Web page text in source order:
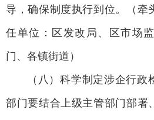
导，确保制度执行到位。（牵
任单位：区发改局、区市场
门、各镇街道）
（八）科学制定涉企行
部门要结合上级主管部门部署